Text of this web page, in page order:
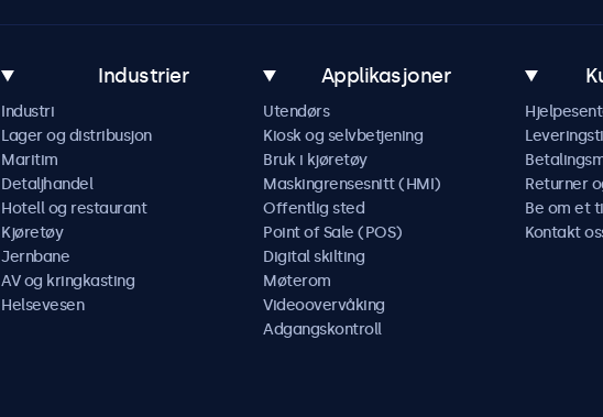
Industrier
Industri
Lager og distribusjon
Maritim
Detaljhandel
Hotell og restaurant
Kjøretøy
Jernbane
AV og kringkasting
Helsevesen
Applikasjoner
Utendørs
Kiosk og selvbetjening
Bruk i kjøretøy
Maskingrensesnitt (HMI)
Offentlig sted
Point of Sale (POS)
Digital skilting
Møterom
Videoovervåking
Adgangskontroll
Returner
Be om et
Kontakt